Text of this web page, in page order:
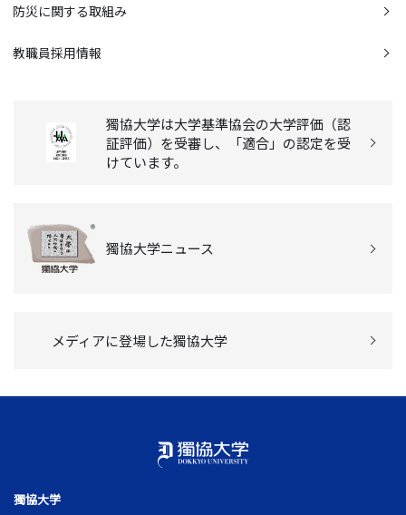
防災に関する取組み
教職員採用情報
獨協大学は大学基準協会の大学評価（認
証評価）を受審し、「適合」の認定を受
けています。
獨協大学ニュース
メディアに登場した獨協大学
獨協大学